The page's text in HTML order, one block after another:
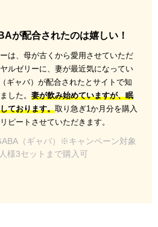
が配合されたのは嬉しい！
は、母が古くから愛用させていただ
ルゼリーに、妻が最近気になってい
ギャバ）が配合されたとサイトで知
した。 妻が飲み始めていますが、眠
ております。取り急ぎ1か月分を購入
ピートさせていただきます。
（ギャバ）※キャンペーン対象
様3セットまで購入可